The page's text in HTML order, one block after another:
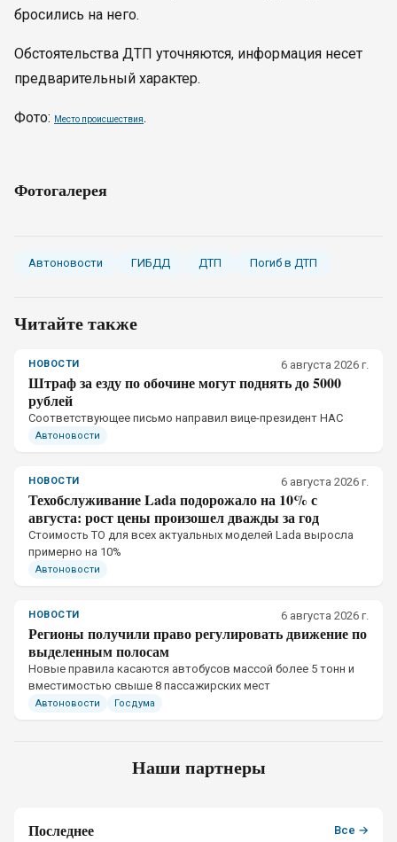
бросились на него.
Обстоятельства ДТП уточняются, информация несет
предварительный характер.
Фото: Место происшествия.
Фотогалерея
Автоновости ГИБДД ДТП Погиб в ДТП
Читайте также
НОВОСТИ 6 августа 2026 г.
Штраф за езду по обочине могут поднять до 5000
рублей
Соответствующее письмо направил вице-президент НАС
Автоновости
НОВОСТИ 6 августа 2026 г.
Техобслуживание Lada подорожало на 10% с
августа: рост цены произошел дважды за год
Стоимость ТО для всех актуальных моделей Lada выросла
примерно на 10%
Автоновости
НОВОСТИ 6 августа 2026 г.
Регионы получили право регулировать движение по
выделенным полосам
Новые правила касаются автобусов массой более 5 тонн и
вместимостью свыше 8 пассажирских мест
Автоновости Госдума
Наши партнеры
Последнее Все →